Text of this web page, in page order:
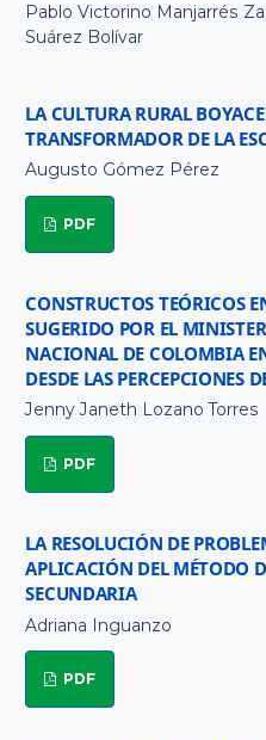
Pablo Victorino Manjarrés
Suárez Bolívar
LA CULTURA RURAL
TRANSFORMADOR DE LA
Augusto Gómez Pérez
PDF
CONSTRUCTOS TEÓRICOS
SUGERIDO POR EL
NACIONAL DE COLOMBIA
DESDE LAS PERCEPCIONES
Jenny Janeth Lozano Torres
PDF
LA RESOLUCIÓN DE
APLICACIÓN DEL MÉTODO
SECUNDARIA
Adriana Inguanzo
PDF